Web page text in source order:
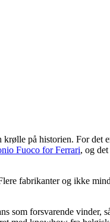
på historien. For
Fuoco for Ferrari, og
fabrikanter og ikke
som forsvarende vinder,